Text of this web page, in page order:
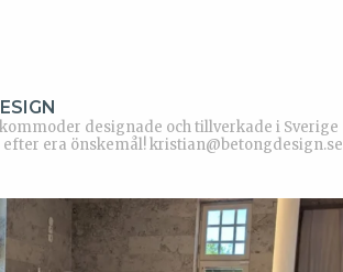
designade och tillverkade i Sverige
efter era önskemål!kristian@betongdesign.se